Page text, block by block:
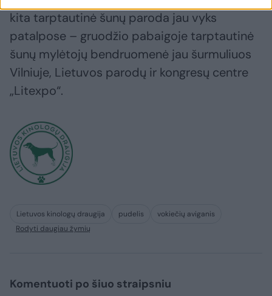
kita tarptautinė šunų paroda jau vyks
patalpose – gruodžio pabaigoje tarptautinė
šunų mylėtojų bendruomenė jau šurmuliuos
Vilniuje, Lietuvos parodų ir kongresų centre
„Litexpo“.
Lietuvos kinologų draugija pudelis
vokiečių aviganis
Rodyti daugiau žymių
Komentuoti po šiuo straipsniu